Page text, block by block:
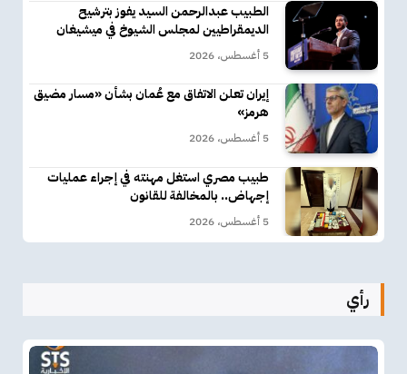
الطبيب عبدالرحمن السيد يفوز بترشيح
الديمقراطيين لمجلس الشيوخ في ميشيغان
5 أغسطس، 2026
إيران تعلن الاتفاق مع عُمان بشأن «مسار مضيق
هرمز»
5 أغسطس، 2026
طبيب مصري استغل مهنته في إجراء عمليات
إجهاض.. بالمخالفة للقانون
5 أغسطس، 2026
رأي